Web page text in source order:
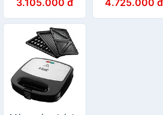
Russell Hobbs
Cook@Home
17888-56 - Hàng
Chính Hãng
Nhập Khẩu Từ
Đức & EU
Distinctions
1600W - Hàng